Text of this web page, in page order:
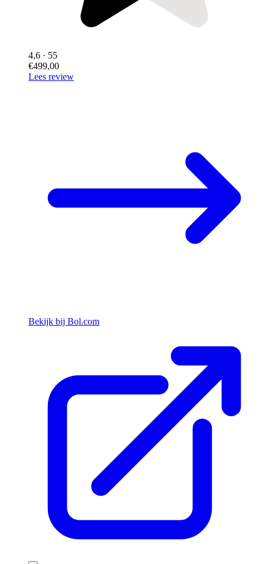
4,6 · 55
€499,00
Lees review
Bekijk bij Bol.com